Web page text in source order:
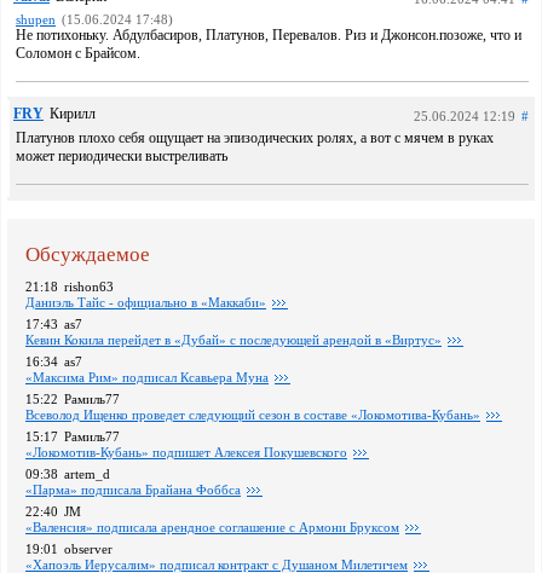
shupen (15.06.2024 17:48)
Не потихоньку. Абдулбасиров, Платунов, Перевалов. Риз и Джонсон.позоже, что и
Соломон с Брайсом.
FRY Кирилл 25.06.2024 12:19 #
Платунов плохо себя ощущает на эпизодических ролях, а вот с мячем в руках
может периодически выстреливать
Обсуждаемое
21:18 rishon63
Даниэль Тайс - официально в «Маккаби»
17:43 as7
Кевин Кокила перейдет в «Дубай» с последующей арендой в «Виртус»
16:34 as7
«Максима Рим» подписал Ксавьера Муна
15:22 Рамиль77
Всеволод Ищенко проведет следующий сезон в составе «Локомотива-Кубань»
15:17 Рамиль77
«Локомотив-Кубань» подпишет Алексея Покушевского
09:38 artem_d
«Парма» подписала Брайана Фоббса
22:40 JM
«Валенсия» подписала арендное соглашение с Армони Бруксом
19:01 observer
«Хапоэль Иерусалим» подписал контракт с Душаном Милетичем